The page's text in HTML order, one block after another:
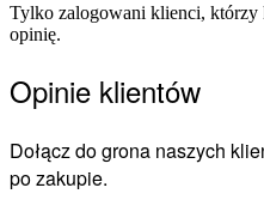
Tylko zalogowani klienci, którzy
opinię.
Opinie klientów
Dołącz do grona naszych
po zakupie.